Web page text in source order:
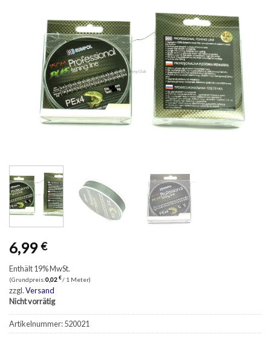
6,99€
Enthält 19% MwSt.
(Grundpreis:0,02 €/ 1 Meter)
zzgl.Versand
Nicht vorrätig
Artikelnummer:520021